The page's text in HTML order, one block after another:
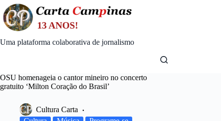
Skip
to
content
Uma plataforma colaborativa de jornalismo
OSU homenageia o cantor mineiro no concerto
gratuito ‘Milton Coração do Brasil’
Cultura Carta